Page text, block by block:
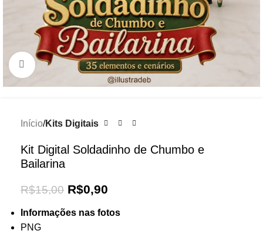
Click to enlarge
Início Kits Digitais
Kit Digital Soldadinho de Chumbo e
Bailarina
R$15,00 R$0,90
Informações nas fotos
PNG